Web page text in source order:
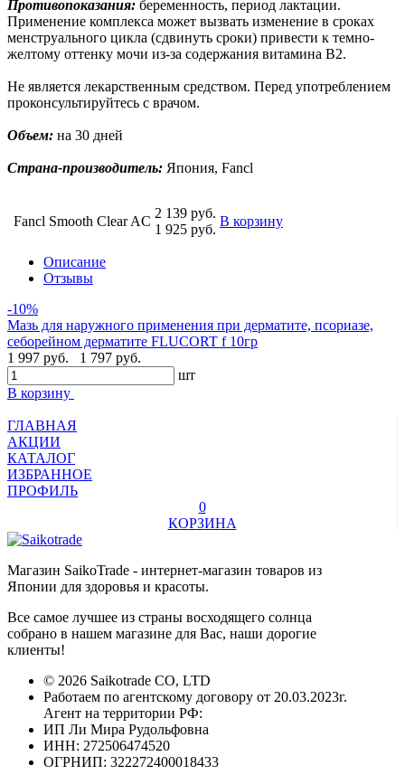
Противопоказания: беременность, период лактации.
Применение комплекса может вызвать изменение в сроках
менструального цикла (сдвинуть сроки) привести к темно-
желтому оттенку мочи из-за содержания витамина В2.
Не является лекарственным средством. Перед употреблением
проконсультируйтесь с врачом.
Объем: на 30 дней
Страна-производитель: Япония, Fancl
Fancl Smooth Clear AC
2 139 руб.
1 925 руб.
В корзину
Описание
Отзывы
-10%
Мазь для наружного применения при дерматите, псориазе,
себорейном дерматите FLUCORT f 10гр
1 997 руб.
1 797 руб.
шт
В корзину
ГЛАВНАЯ
АКЦИИ
КАТАЛОГ
ИЗБРАННОЕ
ПРОФИЛЬ
0
КОРЗИНА
Магазин SaikoTrade - интернет-магазин товаров из
Японии для здоровья и красоты.
Все самое лучшее из страны восходящего солнца
собрано в нашем магазине для Вас, наши дорогие
клиенты!
© 2026 Saikotrade CO, LTD
Работаем по агентскому договору от 20.03.2023г.
Агент на территории РФ:
ИП Ли Мира Рудольфовна
ИНН: 272506474520
ОГРНИП: 322272400018433